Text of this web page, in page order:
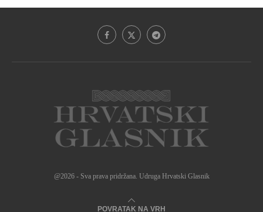
@2026 - Sva prava pridržana. Udruga Hrvatski Glasnik
POVRATAK NA VRH